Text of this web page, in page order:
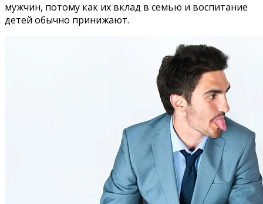
мужчин, потому как их вклад в семью и воспитание
детей обычно принижают.